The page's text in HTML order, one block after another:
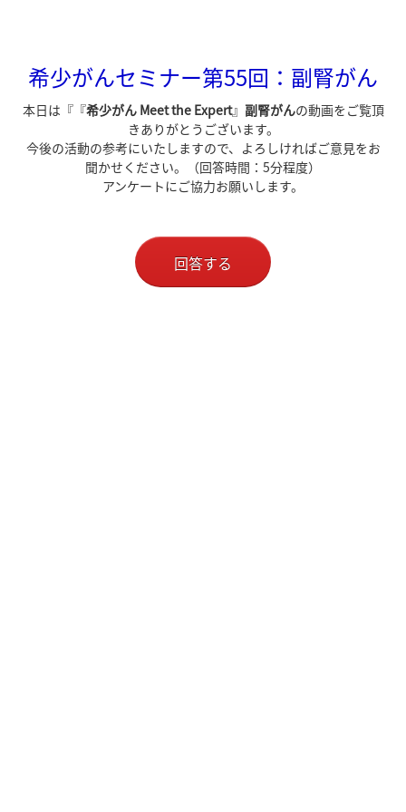
希少がんセミナー第55回：副腎がん
本日は『『希少がん Meet the Expert』 副腎がんの動画をご覧頂
きありがとうございます。
今後の活動の参考にいたしますので、よろしければご意見をお
聞かせください。（回答時間：5分程度）
アンケートにご協力お願いします。
回答する